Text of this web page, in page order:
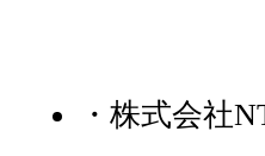
・株式会社